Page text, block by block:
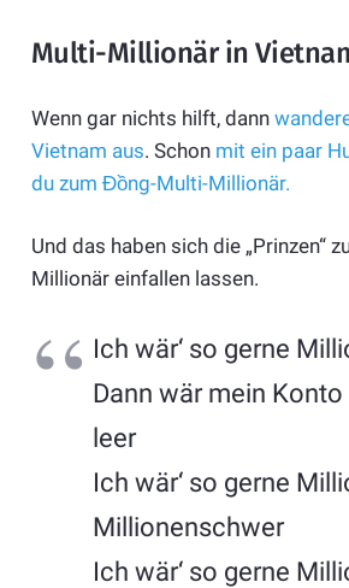
Multi-Millionär in
Wenn gar nichts hilft, dann
Vietnam aus. Schon mit ein paar
du zum Đồng-Multi-Millionär.
Und das haben sich die „Prinzen“
Millionär einfallen lassen.
Ich wär‘ so gerne
Dann wär mein
leer
Ich wär‘ so gerne
Millionenschwer
Ich wär‘ so gerne